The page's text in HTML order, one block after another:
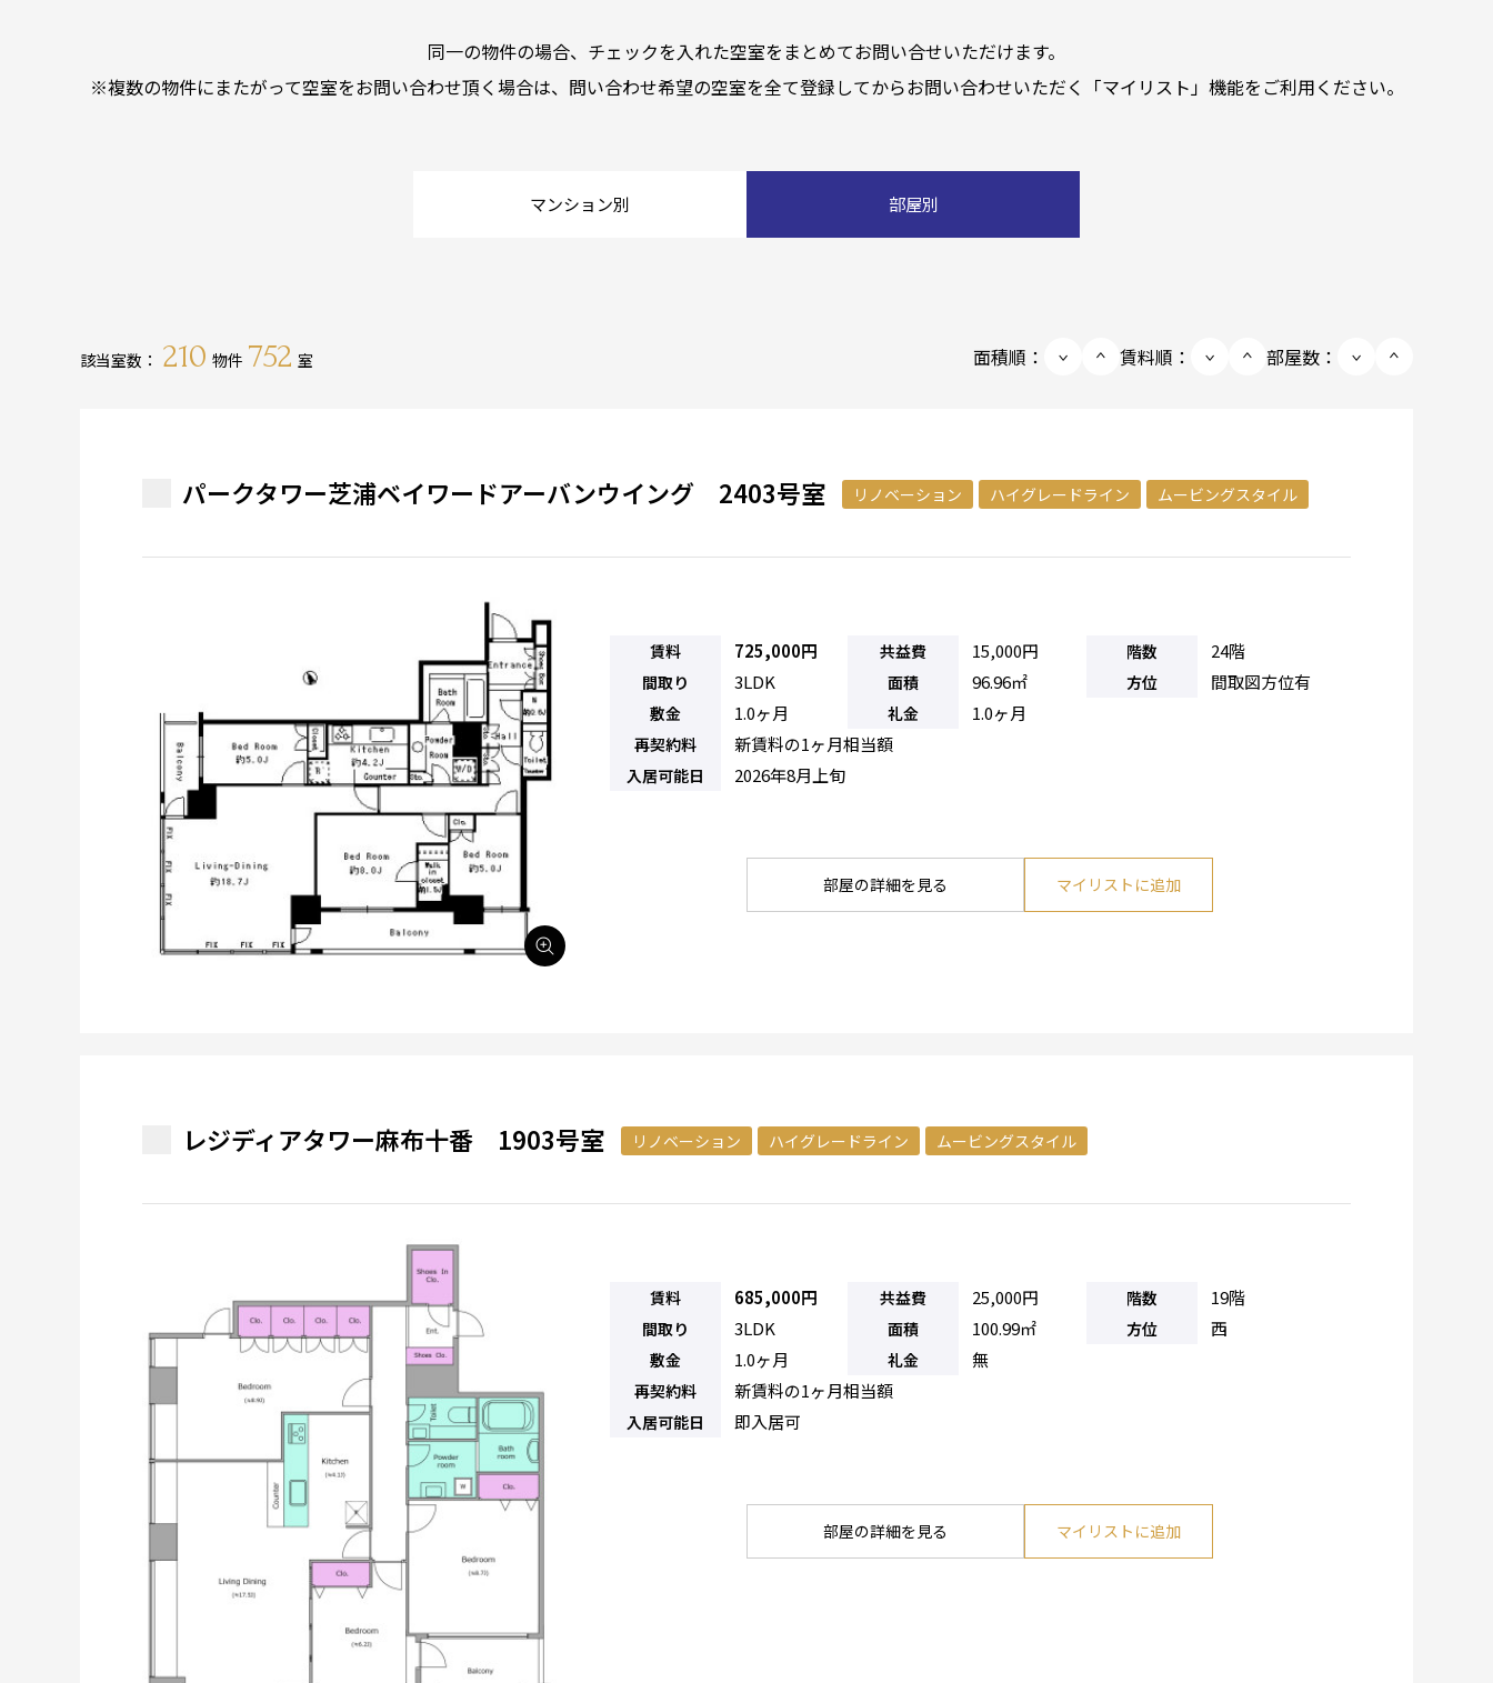
同一の物件の場合、チェックを入れた空室をまとめてお問い合せいただけます。
※複数の物件にまたがって空室をお問い合わせ頂く場合は、問い合わせ希望の空室を全て登録してからお問い合わせいただく「マイリスト」機能をご利用ください。
マンション別 部屋別
該当室数： 210 物件 752 室 面積順： 賃料順： 部屋数：
パークタワー芝浦ベイワードアーバンウイング 2403号室 リノベーション ハイグレードライン ムービングスタイル
賃料 725,000円 共益費 15,000円 階数 24階
間取り 3LDK 面積 96.96㎡ 方位 間取図方位有
敷金 1.0ヶ月 礼金 1.0ヶ月
再契約料 新賃料の1ヶ月相当額
入居可能日 2026年8月上旬
部屋の詳細を見る マイリストに追加
レジディアタワー麻布十番 1903号室 リノベーション ハイグレードライン ムービングスタイル
賃料 685,000円 共益費 25,000円 階数 19階
間取り 3LDK 面積 100.99㎡ 方位 西
敷金 1.0ヶ月 礼金 無
再契約料 新賃料の1ヶ月相当額
入居可能日 即入居可
部屋の詳細を見る マイリストに追加